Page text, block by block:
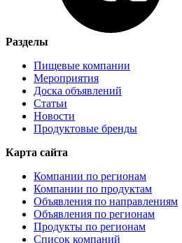
Разделы
Пищевые компании
Мероприятия
Доска объявлений
Статьи
Новости
Продуктовые бренды
Карта сайта
Компании по регионам
Компании по продуктам
Объявления по направлениям
Объявления по регионам
Продукты по регионам
Список компаний